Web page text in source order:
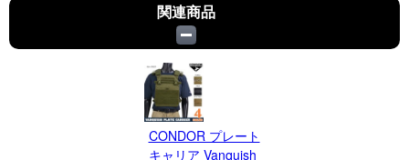
関連商品
CONDOR プレート
キャリア Vanquish